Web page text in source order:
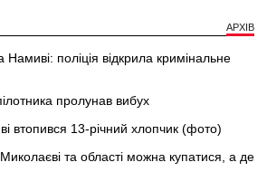
АРХІВ
поліція відкрила кримінальне
пролунав вибух
втопився 13-річний хлопчик (фото)
та області можна купатися, а де